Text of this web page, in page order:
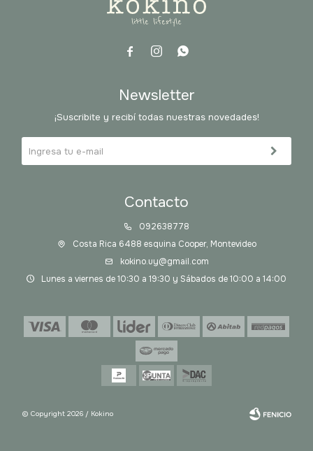
  
Contacto
092638778
Costa Rica 6488 esquina Cooper, Montevideo
kokino.uy@gmail.com
Lunes a viernes de 10:30 a 19:30 y Sábados de 10:00 a 14:00
Newsletter
¡Suscribite y recibí todas nuestras novedades!
© Copyright 2026 / Kokino